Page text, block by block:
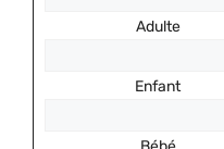
Adulte
Enfant